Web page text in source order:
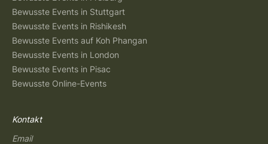
Bewusste Events in Stuttgart
Bewusste Events in Rishikesh
Bewusste Events auf Koh Phangan
Bewusste Events in London
Bewusste Events in Pisac
Bewusste Online-Events
Kontakt
Email